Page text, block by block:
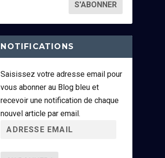
NOTIFICATIONS
Saisissez votre adresse email pour
vous abonner au Blog bleu et
recevoir une notification de chaque
nouvel article par email.
r